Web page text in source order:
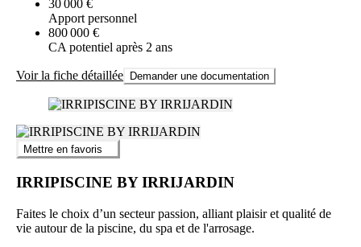
30 000 €
Apport personnel
800 000 €
CA potentiel après 2 ans
Voir la fiche détaillée Demander une documentation
Mettre en favoris
IRRIPISCINE BY IRRIJARDIN
Faites le choix d’un secteur passion, alliant plaisir et qualité de
vie autour de la piscine, du spa et de l'arrosage.